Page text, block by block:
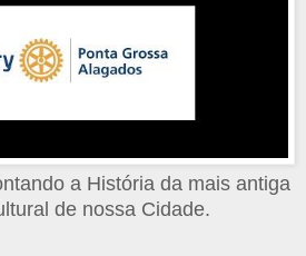
a História da mais antiga
de nossa Cidade.